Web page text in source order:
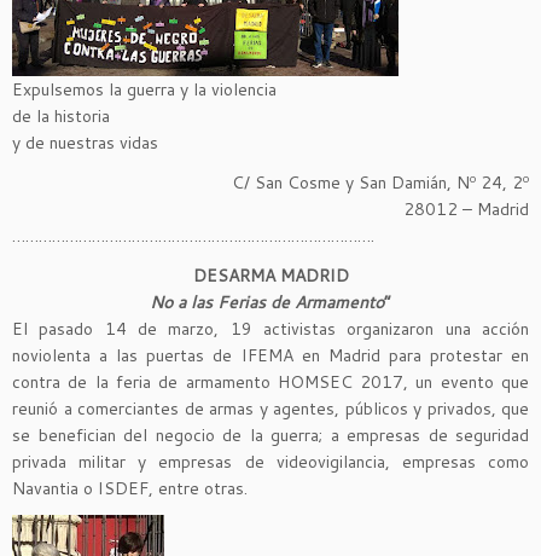
Expulsemos la guerra y la violencia
de la historia
y de nuestras vidas
C/ San Cosme y San Damián, Nº 24, 2º
28012 – Madrid
……………………………………………………………………….
DESARMA MADRID
No a las Ferias de Armamento“
El pasado 14 de marzo, 19 activistas organizaron una acción
noviolenta a las puertas de IFEMA en Madrid para protestar en
contra de la feria de armamento HOMSEC 2017, un evento que
reunió a comerciantes de armas y agentes, públicos y privados, que
se benefician del negocio de la guerra; a empresas de seguridad
privada militar y empresas de videovigilancia, empresas como
Navantia o ISDEF, entre otras.